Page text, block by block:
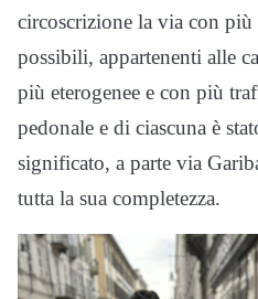
circoscrizione la via con
possibili, appartenenti alle
più eterogenee e con più
pedonale e di ciascuna è
significato, a parte via
tutta la sua completezza.